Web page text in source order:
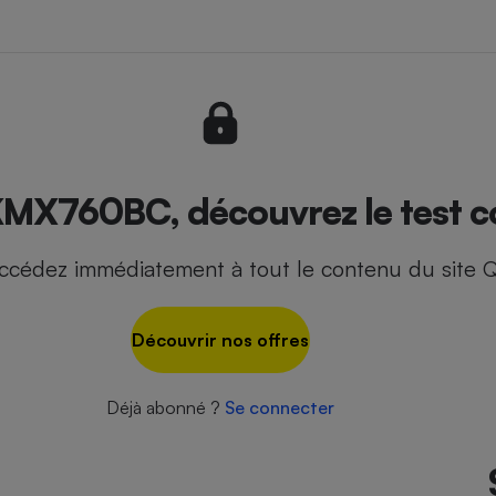
découvrez le test
immédiatement à tout le contenu du site
Découvrir nos offres
Déjà abonné ? Se connecter
Ordinateur portable
Poêle à granulés